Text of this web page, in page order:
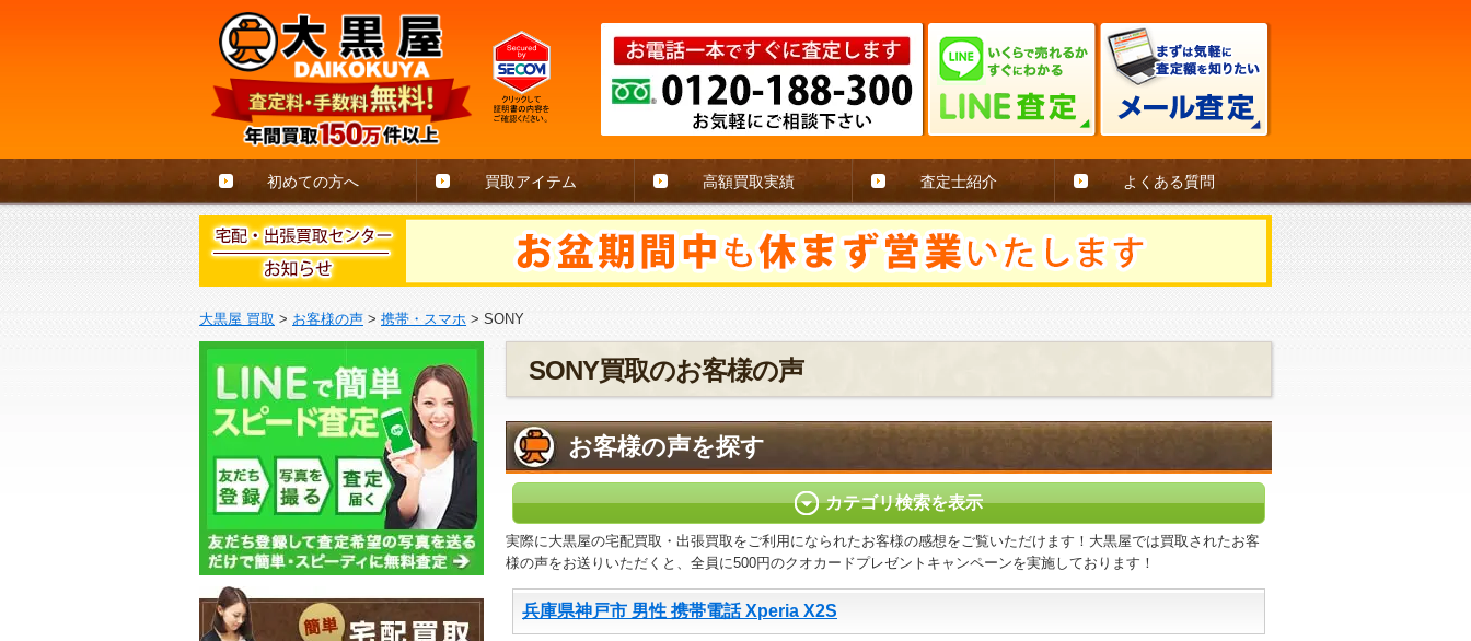
初めての方へ 買取アイテム 高額買取実績 査定士紹介 よくある質問
大黒屋 買取 > お客様の声 > 携帯・スマホ > SONY
SONY買取のお客様の声
お客様の声を探す
カテゴリ検索を表示
実際に大黒屋の宅配買取・出張買取をご利用になられたお客様の感想をご覧いただけます！大黒屋では買取されたお客
様の声をお送りいただくと、全員に500円のクオカードプレゼントキャンペーンを実施しております！
兵庫県神戸市 男性 携帯電話 Xperia X2S